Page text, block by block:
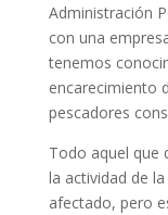
Administración
con una
tenemos
encarecimiento
pescadores
Todo aquel que
la actividad de
afectado, pero